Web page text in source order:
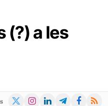
(?) a les
X
Instagram
LinkedInTelegramFacebook
RSS